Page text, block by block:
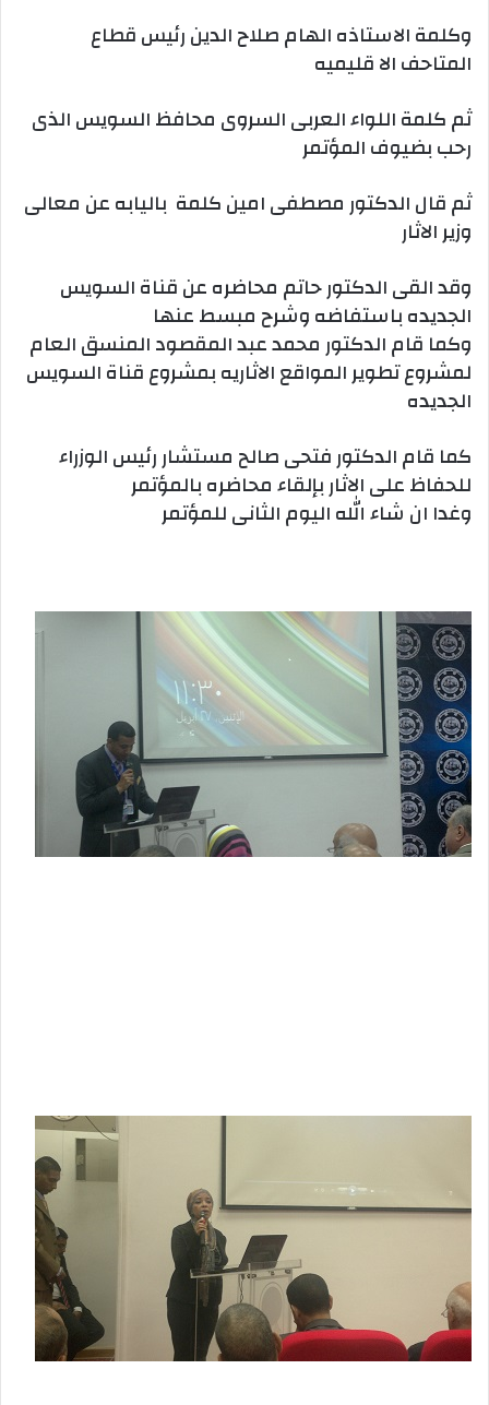
وكلمة الاستاذه الهام صلاح الدين رئيس قطاع
المتاحف الا قليميه
ثم كلمة اللواء العربى السروى محافظ السويس الذى
رحب بضيوف المؤتمر
ثم قال الدكتور مصطفى امين كلمة باليابه عن معالى
وزير الاثار
وقد القى الدكتور حاتم محاضره عن قناة السويس
الجديده باستفاضه وشرح مبسط عنها
وكما قام الدكتور محمد عبد المقصود المنسق العام
لمشروع تطوير المواقع الاثاريه بمشروع قناة السويس
الجديده
كما قام الدكتور فتحى صالح مستشار رئيس الوزراء
للحفاظ على الاثار بإلقاء محاضره بالمؤتمر
وغدا ان شاء الله اليوم الثانى للمؤتمر